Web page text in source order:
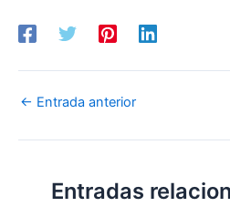
← Entrada anterior
Entradas